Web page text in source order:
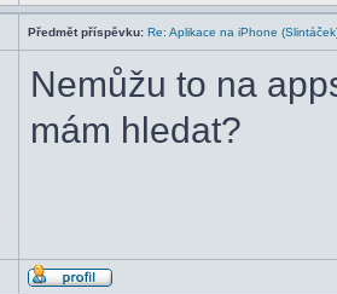
Předmět příspěvku: Re: Aplikace na iPhone
Nemůžu to na
mám hledat?